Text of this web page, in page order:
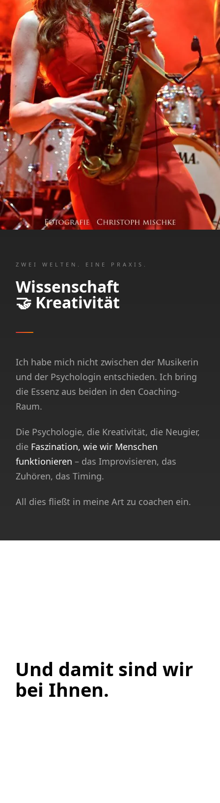
ZWEI WELTEN. EINE PRAXIS.
Wissenschaft
🤝 Kreativität
Ich habe mich nicht zwischen der Musikerin
und der Psychologin entschieden. Ich bring
die Essenz aus beiden in den Coaching-
Raum.
Die Psychologie, die Kreativität, die Neugier,
die Faszination, wie wir Menschen
funktionieren – das Improvisieren, das
Zuhören, das Timing.
All dies fließt in meine Art zu coachen ein.
Und damit sind wir
bei Ihnen.